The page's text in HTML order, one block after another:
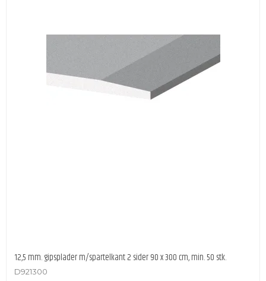
12,5 mm. gipsplader m/spartelkant 2 sider 90 x 300 cm, min. 50 stk.
D921300